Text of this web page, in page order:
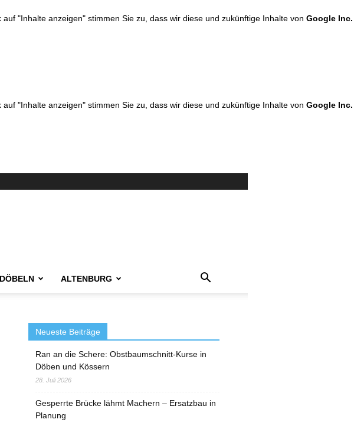
"Inhalte anzeigen" stimmen Sie zu, dass wir diese und zukünftige Inhalte von Google Inc.
"Inhalte anzeigen" stimmen Sie zu, dass wir diese und zukünftige Inhalte von Google Inc.
DÖBELN ALTENBURG
Neueste Beiträge
Ran an die Schere: Obstbaumschnitt-Kurse in
Döben und Kössern
28. Juli 2026
Gesperrte Brücke lähmt Machern – Ersatzbau in
Planung